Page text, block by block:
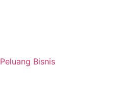
Peluang Bisnis